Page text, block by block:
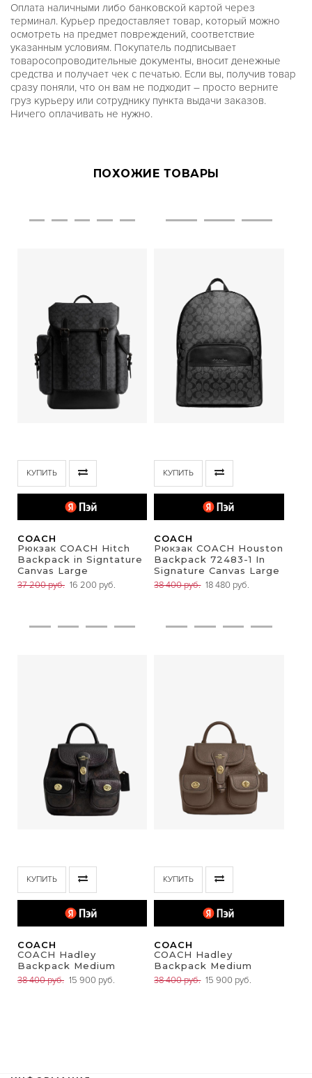
Оплата наличными либо банковской картой через
терминал. Курьер предоставляет товар, который можно
осмотреть на предмет повреждений, соответствие
указанным условиям. Покупатель подписывает
товаросопроводительные документы, вносит денежные
средства и получает чек с печатью. Если вы, получив товар
сразу поняли, что он вам не подходит – просто верните
груз курьеру или сотруднику пункта выдачи заказов.
Ничего оплачивать не нужно.
ПОХОЖИЕ ТОВАРЫ
КУПИТЬ
COACH
Рюкзак COACH Hitch
Backpack in Signtature
Canvas Large
37 200 руб. 16 200 руб.
КУПИТЬ
COACH
Рюкзак COACH Houston
Backpack 72483-1 In
Signature Canvas Large
38 400 руб. 18 480 руб.
КУПИТЬ
COACH
COACH Hadley
Backpack Medium
38 400 руб. 15 900 руб.
КУПИТЬ
COACH
COACH Hadley
Backpack Medium
38 400 руб. 15 900 руб.